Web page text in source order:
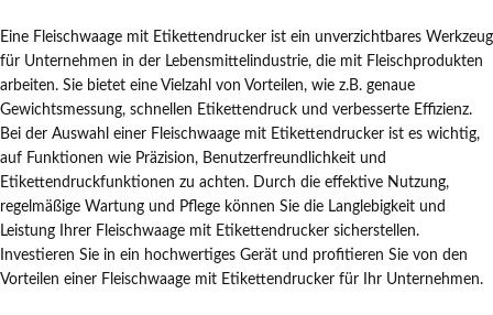
Eine Fleischwaage mit Etikettendrucker ist ein unverzichtbares Werkzeug
für Unternehmen in der Lebensmittelindustrie, die mit Fleischprodukten
arbeiten. Sie bietet eine Vielzahl von Vorteilen, wie z.B. genaue
Gewichtsmessung, schnellen Etikettendruck und verbesserte Effizienz.
Bei der Auswahl einer Fleischwaage mit Etikettendrucker ist es wichtig,
auf Funktionen wie Präzision, Benutzerfreundlichkeit und
Etikettendruckfunktionen zu achten. Durch die effektive Nutzung,
regelmäßige Wartung und Pflege können Sie die Langlebigkeit und
Leistung Ihrer Fleischwaage mit Etikettendrucker sicherstellen.
Investieren Sie in ein hochwertiges Gerät und profitieren Sie von den
Vorteilen einer Fleischwaage mit Etikettendrucker für Ihr Unternehmen.